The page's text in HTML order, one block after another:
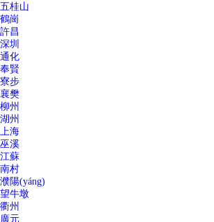
五桂山
鶴崗
許昌
深圳
通化
奉賢
寮步
襄樊
柳州
湖州
上海
巫溪
江蘇
南村
濮陽(yáng)
望牛墩
衢州
廣元